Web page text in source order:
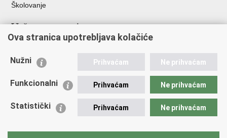
Školovanje
Važne poveznice
Ministarstvo unutarnjih poslova
Udruge
Policijska akademija
Zaklada policijske solidarnosti
Vučetić"
Ova stranica upotrebljava kolačiće
Nužni Prihvaćam Ne prihvaćam
Funkcionalni Prihvaćam Ne prihvaćam
Statistički Prihvaćam Ne prihvaćam